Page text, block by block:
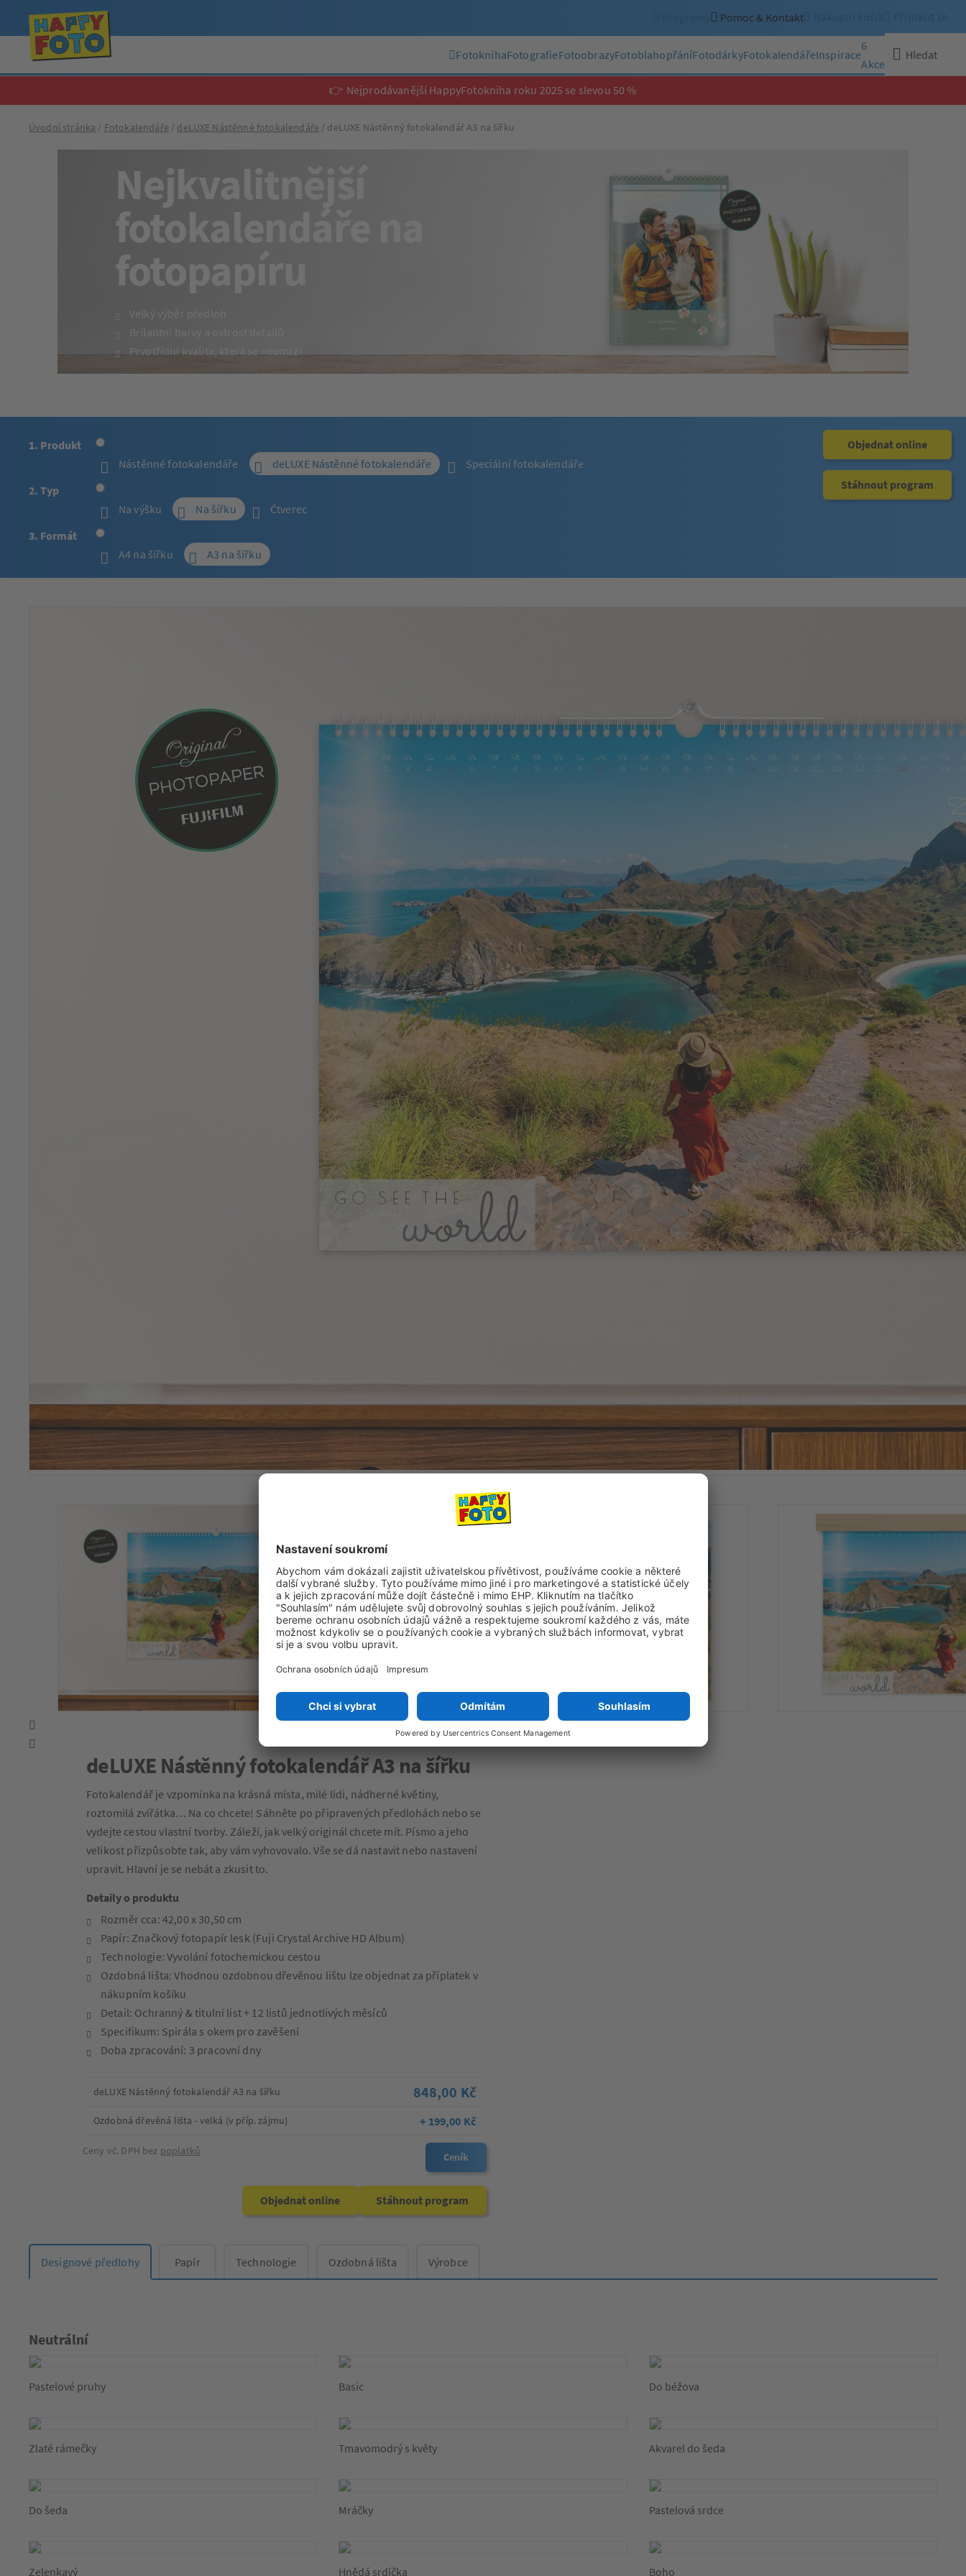
Pomoc & Kontakt
FotoknihaFotografieFotoobrazyFotoblahopřáníFotodárkyFotokalendářeInspirace
6
Akce
Hledat
👉 Nejprodávanější HappyFotokniha roku 2025 se slevou 50 %
Úvodní stránka Fotokalendáře deLUXE Nástěnné fotokalendáře deLUXE Nástěnný fotokalendář A3 na šířku
Nejkvalitnější
fotokalendáře na
fotopapíru
Velký výběr předloh
Brilantní barvy a ostrost detailů
Prvotřídní kvalita, která se neomrzí
1. Produkt
Nástěnné fotokalendáře
deLUXE Nástěnné fotokalendáře
Speciální fotokalendáře
2. Typ
Na výšku
Na šířku
Čtverec
3. Formát
A4 na šířku
A3 na šířku
Objednat online
Stáhnout program
deLUXE Nástěnný fotokalendář A3 na šířku
Fotokalendář je vzpomínka na krásná místa, milé lidi, nádherné květiny,
roztomilá zvířátka… Na co chcete! Sáhněte po připravených předlohách nebo se
vydejte cestou vlastní tvorby. Záleží, jak velký originál chcete mít. Písmo a jeho
velikost přizpůsobte tak, aby vám vyhovovalo. Vše se dá nastavit nebo nastavení
upravit. Hlavní je se nebát a zkusit to.
Detaily o produktu
Rozměr cca: 42,00 x 30,50 cm
Papír: Značkový fotopapír lesk (Fuji Crystal Archive HD Album)
Technologie: Vyvolání fotochemickou cestou
Ozdobná lišta: Vhodnou ozdobnou dřevěnou lištu lze objednat za příplatek v
nákupním košíku
Detail: Ochranný & titulní list + 12 listů jednotlivých měsíců
Specifikum: Spirála s okem pro zavěšení
Doba zpracování: 3 pracovní dny
deLUXE Nástěnný fotokalendář A3 na šířku 848,00 Kč
Ozdobná dřevěná lišta - velká (v příp. zájmu) + 199,00 Kč
Ceník
Ceny vč. DPH bez poplatků
Objednat online Stáhnout program
Designové předlohy Papír Technologie Ozdobná lišta Výrobce
Neutrální
Pastelové pruhy Basic Do béžova
Zlaté rámečky Tmavomodrý s květy Akvarel do šeda
Do šeda Mráčky Pastelová srdce
Zelenkavý Hnědá srdíčka Boho